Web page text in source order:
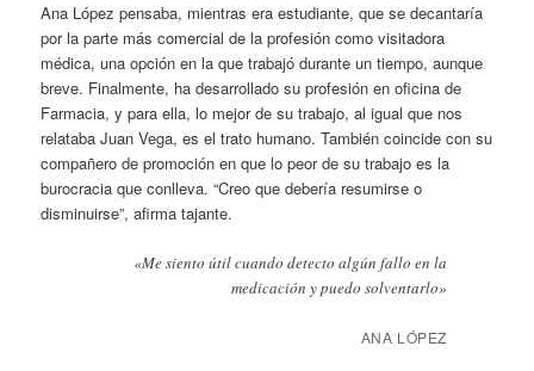
Ana López pensaba, mientras era estudiante, que se decantaría
por la parte más comercial de la profesión como visitadora
médica, una opción en la que trabajó durante un tiempo, aunque
breve. Finalmente, ha desarrollado su profesión en oficina de
Farmacia, y para ella, lo mejor de su trabajo, al igual que nos
relataba Juan Vega, es el trato humano. También coincide con su
compañero de promoción en que lo peor de su trabajo es la
burocracia que conlleva. “Creo que debería resumirse o
disminuirse”, afirma tajante.
«Me siento útil cuando detecto algún fallo en la
medicación y puedo solventarlo»
ANA LÓPEZ